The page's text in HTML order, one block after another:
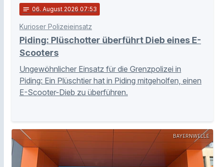
notes 06. August 2026 07:53
Kurioser Polizeieinsatz
Piding: Plüschotter überführt Dieb eines E-
Scooters
Ungewöhnlicher Einsatz für die Grenzpolizei in
Piding: Ein Plüschtier hat in Piding mitgeholfen, einen
E-Scooter-Dieb zu überführen.
BAYERNWELLE